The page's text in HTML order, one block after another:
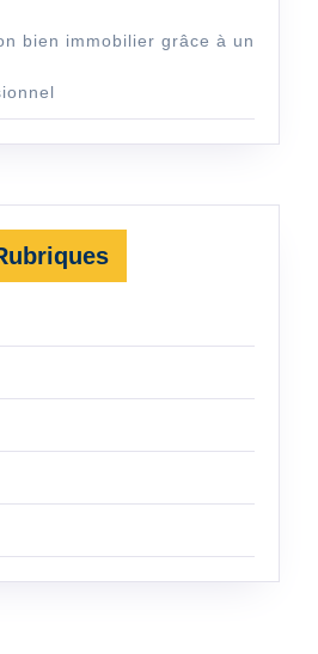
bien immobilier grâce à un